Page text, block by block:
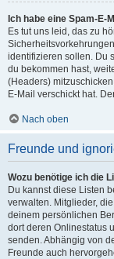
Ich habe eine Spam-
Es tut uns leid, das zu
identifizieren sollen. Du
du bekommen hast,
(Headers)
E-Mail verschickt hat.
Nach oben
Freunde und
Wozu benötige ich die
Du kannst diese Listen
verwalten. Mitglieder,
deinem persönlichen
dort deren Onlinestatus
senden. Abhängig von
Freunde auch